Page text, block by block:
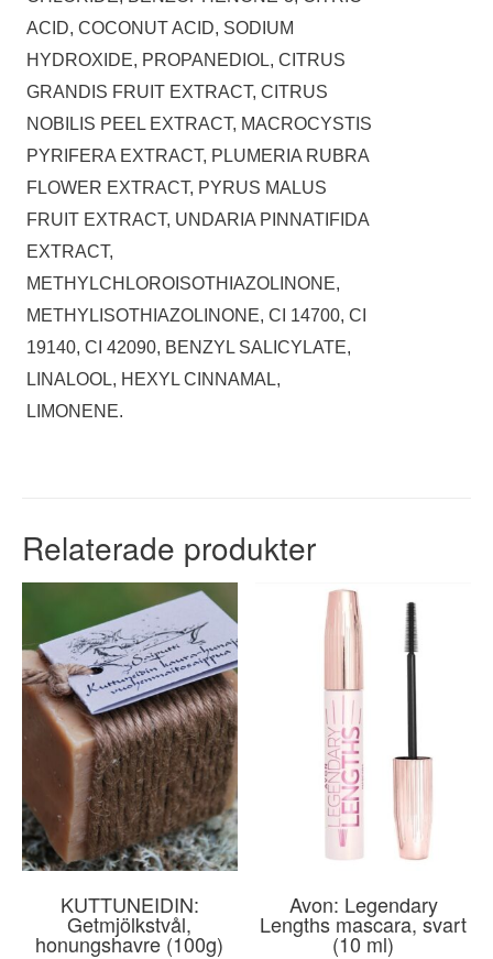
ACID, COCONUT ACID, SODIUM
HYDROXIDE, PROPANEDIOL, CITRUS
GRANDIS FRUIT EXTRACT, CITRUS
NOBILIS PEEL EXTRACT, MACROCYSTIS
PYRIFERA EXTRACT, PLUMERIA RUBRA
FLOWER EXTRACT, PYRUS MALUS
FRUIT EXTRACT, UNDARIA PINNATIFIDA
EXTRACT,
METHYLCHLOROISOTHIAZOLINONE,
METHYLISOTHIAZOLINONE, CI 14700, CI
19140, CI 42090, BENZYL SALICYLATE,
LINALOOL, HEXYL CINNAMAL,
LIMONENE.
Relaterade produkter
KUTTUNEIDIN:
Getmjölkstvål,
honungshavre (100g)
Avon: Legendary
Lengths mascara, svart
(10 ml)